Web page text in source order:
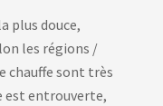
plus douce,
les régions /
chauffe sont très
est entrouverte,